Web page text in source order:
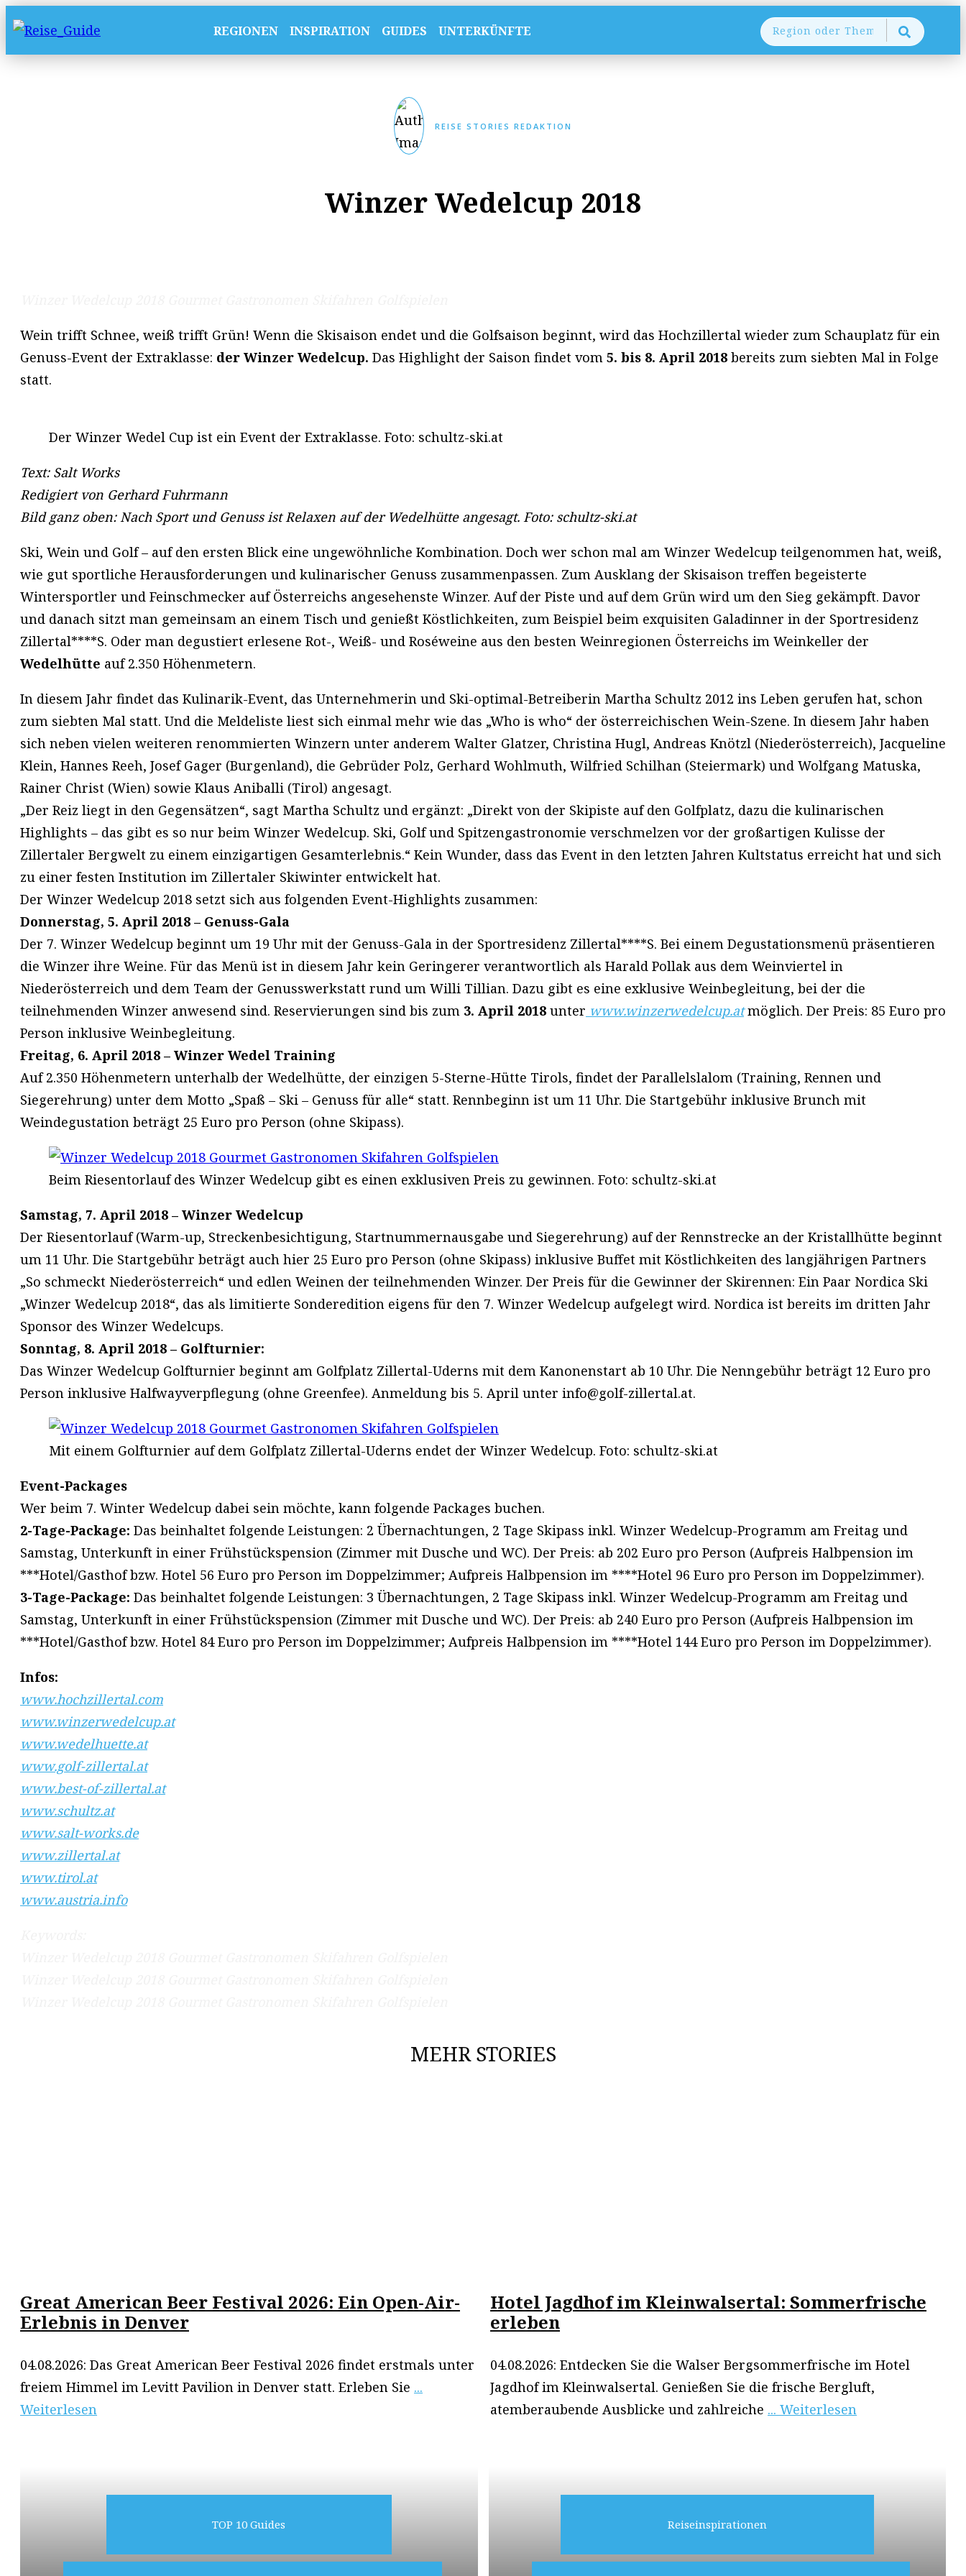
REGIONEN INSPIRATION GUIDES UNTERKÜNFTE
REISE STORIES REDAKTION
Winzer Wedelcup 2018
Wein trifft Schnee, weiß trifft Grün! Wenn die Skisaison endet und die Golfsaison beginnt, wird das Hochzillertal wieder zum Schauplatz für ein
Genuss-Event der Extraklasse: der Winzer Wedelcup. Das Highlight der Saison findet vom 5. bis 8. April 2018 bereits zum siebten Mal in Folge
statt.
Der Winzer Wedel Cup ist ein Event der Extraklasse. Foto: schultz-ski.at
Text: Salt Works
Redigiert von Gerhard Fuhrmann
Bild ganz oben: Nach Sport und Genuss ist Relaxen auf der Wedelhütte angesagt. Foto: schultz-ski.at
Ski, Wein und Golf – auf den ersten Blick eine ungewöhnliche Kombination. Doch wer schon mal am Winzer Wedelcup teilgenommen hat, weiß,
wie gut sportliche Herausforderungen und kulinarischer Genuss zusammenpassen. Zum Ausklang der Skisaison treffen begeisterte
Wintersportler und Feinschmecker auf Österreichs angesehenste Winzer. Auf der Piste und auf dem Grün wird um den Sieg gekämpft. Davor
und danach sitzt man gemeinsam an einem Tisch und genießt Köstlichkeiten, zum Beispiel beim exquisiten Galadinner in der Sportresidenz
Zillertal****S. Oder man degustiert erlesene Rot-, Weiß- und Roséweine aus den besten Weinregionen Österreichs im Weinkeller der
Wedelhütte auf 2.350 Höhenmetern.
In diesem Jahr findet das Kulinarik-Event, das Unternehmerin und Ski-optimal-Betreiberin Martha Schultz 2012 ins Leben gerufen hat, schon
zum siebten Mal statt. Und die Meldeliste liest sich einmal mehr wie das „Who is who“ der österreichischen Wein-Szene. In diesem Jahr haben
sich neben vielen weiteren renommierten Winzern unter anderem Walter Glatzer, Christina Hugl, Andreas Knötzl (Niederösterreich), Jacqueline
Klein, Hannes Reeh, Josef Gager (Burgenland), die Gebrüder Polz, Gerhard Wohlmuth, Wilfried Schilhan (Steiermark) und Wolfgang Matuska,
Rainer Christ (Wien) sowie Klaus Aniballi (Tirol) angesagt.
„Der Reiz liegt in den Gegensätzen“, sagt Martha Schultz und ergänzt: „Direkt von der Skipiste auf den Golfplatz, dazu die kulinarischen
Highlights – das gibt es so nur beim Winzer Wedelcup. Ski, Golf und Spitzengastronomie verschmelzen vor der großartigen Kulisse der
Zillertaler Bergwelt zu einem einzigartigen Gesamterlebnis.“ Kein Wunder, dass das Event in den letzten Jahren Kultstatus erreicht hat und sich
zu einer festen Institution im Zillertaler Skiwinter entwickelt hat.
Der Winzer Wedelcup 2018 setzt sich aus folgenden Event-Highlights zusammen:
Donnerstag, 5. April 2018 – Genuss-Gala
Der 7. Winzer Wedelcup beginnt um 19 Uhr mit der Genuss-Gala in der Sportresidenz Zillertal****S. Bei einem Degustationsmenü präsentieren
die Winzer ihre Weine. Für das Menü ist in diesem Jahr kein Geringerer verantwortlich als Harald Pollak aus dem Weinviertel in
Niederösterreich und dem Team der Genusswerkstatt rund um Willi Tillian. Dazu gibt es eine exklusive Weinbegleitung, bei der die
teilnehmenden Winzer anwesend sind. Reservierungen sind bis zum 3. April 2018 unter www.winzerwedelcup.atmöglich. Der Preis: 85 Euro pro
Person inklusive Weinbegleitung.
Freitag, 6. April 2018 – Winzer Wedel Training
Auf 2.350 Höhenmetern unterhalb der Wedelhütte, der einzigen 5-Sterne-Hütte Tirols, findet der Parallelslalom (Training, Rennen und
Siegerehrung) unter dem Motto „Spaß – Ski – Genuss für alle“ statt. Rennbeginn ist um 11 Uhr. Die Startgebühr inklusive Brunch mit
Weindegustation beträgt 25 Euro pro Person (ohne Skipass).
Beim Riesentorlauf des Winzer Wedelcup gibt es einen exklusiven Preis zu gewinnen. Foto: schultz-ski.at
Samstag, 7. April 2018 – Winzer Wedelcup
Der Riesentorlauf (Warm-up, Streckenbesichtigung, Startnummernausgabe und Siegerehrung) auf der Rennstrecke an der Kristallhütte beginnt
um 11 Uhr. Die Startgebühr beträgt auch hier 25 Euro pro Person (ohne Skipass) inklusive Buffet mit Köstlichkeiten des langjährigen Partners
„So schmeckt Niederösterreich“ und edlen Weinen der teilnehmenden Winzer. Der Preis für die Gewinner der Skirennen: Ein Paar Nordica Ski
„Winzer Wedelcup 2018“, das als limitierte Sonderedition eigens für den 7. Winzer Wedelcup aufgelegt wird. Nordica ist bereits im dritten Jahr
Sponsor des Winzer Wedelcups.
Sonntag, 8. April 2018 – Golfturnier:
Das Winzer Wedelcup Golfturnier beginnt am Golfplatz Zillertal-Uderns mit dem Kanonenstart ab 10 Uhr. Die Nenngebühr beträgt 12 Euro pro
Person inklusive Halfwayverpflegung (ohne Greenfee). Anmeldung bis 5. April unter info@golf-zillertal.at.
Mit einem Golfturnier auf dem Golfplatz Zillertal-Uderns endet der Winzer Wedelcup. Foto: schultz-ski.at
Event-Packages
Wer beim 7. Winter Wedelcup dabei sein möchte, kann folgende Packages buchen.
2-Tage-Package: Das beinhaltet folgende Leistungen: 2 Übernachtungen, 2 Tage Skipass inkl. Winzer Wedelcup-Programm am Freitag und
Samstag, Unterkunft in einer Frühstückspension (Zimmer mit Dusche und WC). Der Preis: ab 202 Euro pro Person (Aufpreis Halbpension im
***Hotel/Gasthof bzw. Hotel 56 Euro pro Person im Doppelzimmer; Aufpreis Halbpension im ****Hotel 96 Euro pro Person im Doppelzimmer).
3-Tage-Package: Das beinhaltet folgende Leistungen: 3 Übernachtungen, 2 Tage Skipass inkl. Winzer Wedelcup-Programm am Freitag und
Samstag, Unterkunft in einer Frühstückspension (Zimmer mit Dusche und WC). Der Preis: ab 240 Euro pro Person (Aufpreis Halbpension im
***Hotel/Gasthof bzw. Hotel 84 Euro pro Person im Doppelzimmer; Aufpreis Halbpension im ****Hotel 144 Euro pro Person im Doppelzimmer).
Infos:
www.hochzillertal.com
www.winzerwedelcup.at
www.wedelhuette.at
www.golf-zillertal.at
www.best-of-zillertal.at
www.schultz.at
www.salt-works.de
www.zillertal.at
www.tirol.at
www.austria.info
MEHR STORIES
Great American Beer Festival 2026: Ein Open-Air-
Erlebnis in Denver
04.08.2026: Das Great American Beer Festival 2026 findet erstmals unter
freiem Himmel im Levitt Pavilion in Denver statt. Erleben Sie ...
Weiterlesen
Hotel Jagdhof im Kleinwalsertal: Sommerfrische
erleben
04.08.2026: Entdecken Sie die Walser Bergsommerfrische im Hotel
Jagdhof im Kleinwalsertal. Genießen Sie die frische Bergluft,
atemberaubende Ausblicke und zahlreiche ... Weiterlesen
TOP 10 Guides Reiseinspirationen